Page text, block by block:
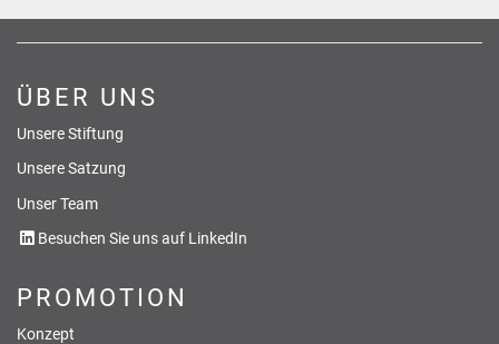
ÜBER UNS
Unsere Stiftung
Unsere Satzung
Unser Team
Besuchen Sie uns auf LinkedIn
PROMOTION
Konzept